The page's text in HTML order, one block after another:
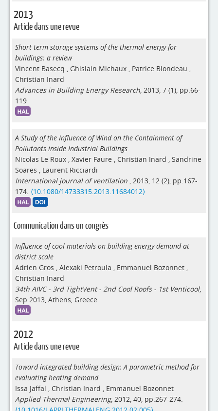
2013
Article dans une revue
Short term storage systems of the thermal energy for
buildings: a review
Vincent Basecq , Ghislain Michaux , Patrice Blondeau ,
Christian Inard
Advances in Building Energy Research, 2013, 7 (1), pp.66-
119
A Study of the Influence of Wind on the Containment of
Pollutants inside Industrial Buildings
Nicolas Le Roux , Xavier Faure , Christian Inard , Sandrine
Soares , Laurent Ricciardi
International journal of ventilation , 2013, 12 (2), pp.167-
174. ⟨10.1080/14733315.2013.11684012⟩
Communication dans un congrès
Influence of cool materials on building energy demand at
district scale
Adrien Gros , Alexaki Petroula , Emmanuel Bozonnet ,
Christian Inard
34th AIVC - 3rd TightVent - 2nd Cool Roofs - 1st Venticool,
Sep 2013, Athens, Greece
2012
Article dans une revue
Toward integrated building design: A parametric method for
evaluating heating demand
Issa Jaffal , Christian Inard , Emmanuel Bozonnet
Applied Thermal Engineering, 2012, 40, pp.267-274.